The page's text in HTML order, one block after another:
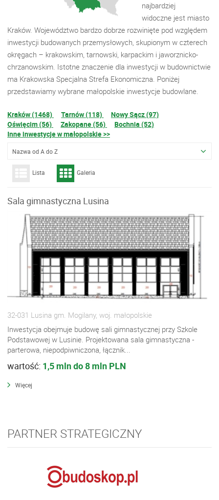
najbardziej
widoczne jest miasto
Kraków. Województwo bardzo dobrze rozwinięte pod względem
inwestycji budowanych przemysłowych, skupionym w czterech
okręgach – krakowskim, tarnowski, karpackim i jaworznicko-
chrzanowskim. Istotne znaczenie dla inwestycji w budownictwie
ma Krakowska Specjalna Strefa Ekonomiczna. Poniżej
przedstawiamy wybrane małopolskie inwestycje budowlane.
Kraków (1468) Tarnów (118)
Nowy Sącz (97)
Oświęcim (56)
Zakopane (56)
Bochnia (52)
Inne inwestycje w małopolskie >>
Nazwa od A do Z
Lista Galeria
Sala gimnastyczna Lusina
32-031 Lusina gm. Mogilany, woj. małopolskie
Inwestycja obejmuje budowę sali gimnastycznej przy Szkole
Podstawowej w Lusinie. Projektowana sala gimnastyczna -
parterowa, niepodpiwniczona, łącznik...
wartość: 1,5 mln do 8 mln PLN
Więcej
PARTNER STRATEGICZNY